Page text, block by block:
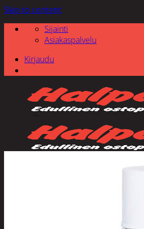
Skip to content
Sijainti
Asiakaspalvelu
Kirjaudu